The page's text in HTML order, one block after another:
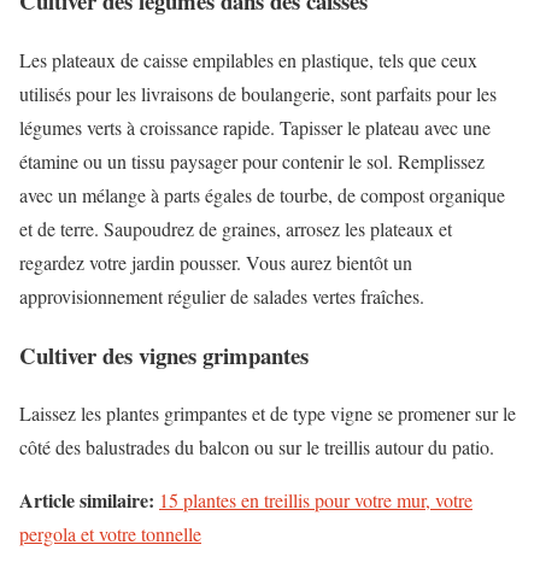
Les plateaux de caisse empilables en plastique, tels que ceux
utilisés pour les livraisons de boulangerie, sont parfaits pour les
légumes verts à croissance rapide. Tapisser le plateau avec une
étamine ou un tissu paysager pour contenir le sol. Remplissez
avec un mélange à parts égales de tourbe, de compost organique
et de terre. Saupoudrez de graines, arrosez les plateaux et
regardez votre jardin pousser. Vous aurez bientôt un
approvisionnement régulier de salades vertes fraîches.
Cultiver des vignes grimpantes
Laissez les plantes grimpantes et de type vigne se promener sur le
côté des balustrades du balcon ou sur le treillis autour du patio.
Article similaire: 15 plantes en treillis pour votre mur, votre
pergola et votre tonnelle